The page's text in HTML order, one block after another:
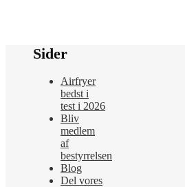
Sider
Airfryer
bedst i
test i 2026
Bliv
medlem
af
bestyrrelsen
Blog
Del vores